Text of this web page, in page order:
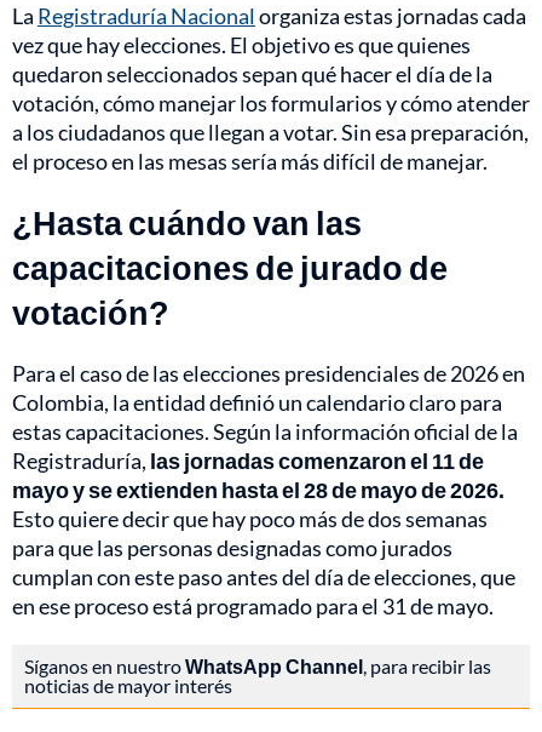
La Registraduría Nacionalorganiza estas jornadas cada
vez que hay elecciones. El objetivo es que quienes
quedaron seleccionados sepan qué hacer el día de la
votación, cómo manejar los formularios y cómo atender
a los ciudadanos que llegan a votar. Sin esa preparación,
el proceso en las mesas sería más difícil de manejar.
¿Hasta cuándo van las
capacitaciones de jurado de
votación?
Para el caso de las elecciones presidenciales de 2026 en
Colombia, la entidad definió un calendario claro para
estas capacitaciones. Según la información oficial de la
Registraduría, las jornadas comenzaron el 11 de
mayo y se extienden hasta el 28 de mayo de 2026.
Esto quiere decir que hay poco más de dos semanas
para que las personas designadas como jurados
cumplan con este paso antes del día de elecciones, que
en ese proceso está programado para el 31 de mayo.
Síganos en nuestroWhatsApp Channel , para recibir las
noticias de mayor interés